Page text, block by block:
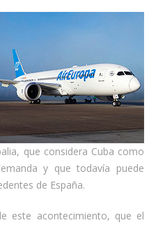
que considera Cuba como
y que todavía puede
de España.
este acontecimiento, que el